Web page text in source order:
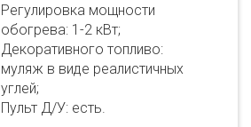
Регулировка мощности
обогрева: 1-2 кВт;
Декоративного топливо:
муляж в виде реалистичных
углей;
Пульт Д/У: есть.